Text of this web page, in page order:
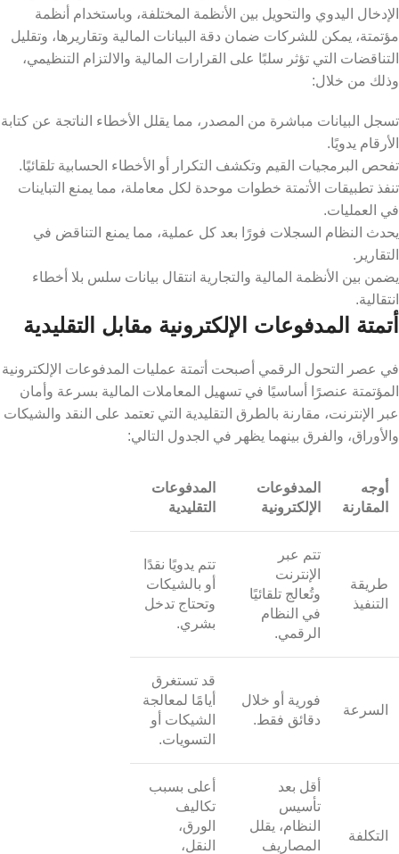
الإدخال اليدوي والتحويل بين الأنظمة المختلفة، وباستخدام أنظمة
مؤتمتة، يمكن للشركات ضمان دقة البيانات المالية وتقاريرها، وتقليل
التناقضات التي تؤثر سلبًا على القرارات المالية والالتزام التنظيمي،
وذلك من خلال:
تسجل البيانات مباشرة من المصدر، مما يقلل الأخطاء الناتجة عن كتابة
الأرقام يدويًا.
تفحص البرمجيات القيم وتكشف التكرار أو الأخطاء الحسابية تلقائيًا.
تنفذ تطبيقات الأتمتة خطوات موحدة لكل معاملة، مما يمنع التباينات
في العمليات.
يحدث النظام السجلات فورًا بعد كل عملية، مما يمنع التناقض في
التقارير.
يضمن بين الأنظمة المالية والتجارية انتقال بيانات سلس بلا أخطاء
انتقالية.
أتمتة المدفوعات الإلكترونية مقابل التقليدية
في عصر التحول الرقمي أصبحت أتمتة عمليات المدفوعات الإلكترونية
المؤتمتة عنصرًا أساسيًا في تسهيل المعاملات المالية بسرعة وأمان
عبر الإنترنت، مقارنة بالطرق التقليدية التي تعتمد على النقد والشيكات
والأوراق، والفرق بينهما يظهر في الجدول التالي:
أوجه
المقارنة
المدفوعات
الإلكترونية
المدفوعات
التقليدية
طريقة
التنفيذ
تتم عبر
الإنترنت
وتُعالج تلقائيًا
في النظام
الرقمي.
تتم يدويًا نقدًا
أو بالشيكات
وتحتاج تدخل
بشري.
السرعة
فورية أو خلال
دقائق فقط.
قد تستغرق
أيامًا لمعالجة
الشيكات أو
التسويات.
التكلفة
أقل بعد
تأسيس
النظام، يقلل
المصاريف
أعلى بسبب
تكاليف
الورق،
النقل،